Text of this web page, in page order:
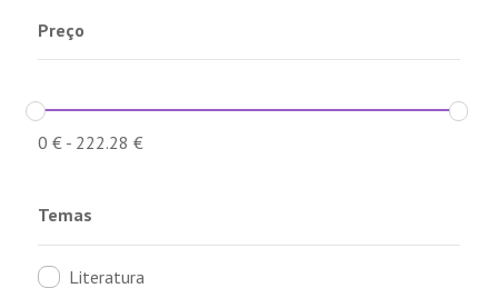
Preço
0 €- 222.28 €
Temas
Literatura